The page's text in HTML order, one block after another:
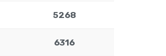
5268
6316